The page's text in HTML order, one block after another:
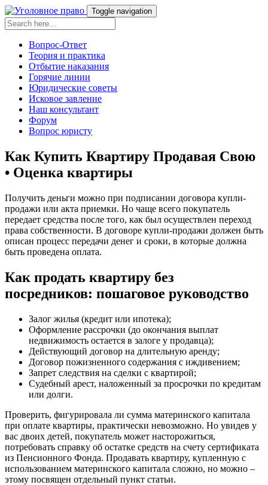
Toggle navigation
Вопрос-Ответ
Теория и практика
Отбытие наказания
Горячие линии
Юридические советы
Исковое завление
Наш консультант
Форум
Вопрос юристу
Как Купить Квартиру Продавая Свою
• Оценка квартиры
Получить деньги можно при подписании договора купли-
продажи или акта приемки. Но чаще всего покупатель
передает средства после того, как был осуществлен переход
права собственности. В договоре купли-продажи должен быть
описан процесс передачи денег и сроки, в которые должна
быть проведена оплата.
Как продать квартиру без
посредников: пошаговое руководство
Залог жилья (кредит или ипотека);
Оформление рассрочки (до окончания выплат
недвижимость остается в залоге у продавца);
Действующий договор на длительную аренду;
Договор пожизненного содержания с иждивением;
Запрет следствия на сделки с квартирой;
Судебный арест, наложенный за просрочки по кредитам
или долги.
Проверить, фигурировала ли сумма материнского капитала
при оплате квартиры, практически невозможно. Но увидев у
вас двоих детей, покупатель может насторожиться,
потребовать справку об остатке средств на счету сертификата
из Пенсионного Фонда. Продавать квартиру, купленную с
использованием материнского капитала сложно, но можно –
этому посвящен отдельный пункт статьи.